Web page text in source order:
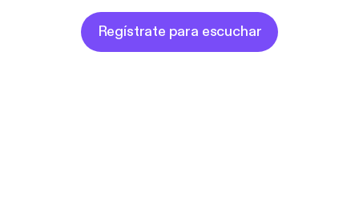
Regístrate para escuchar